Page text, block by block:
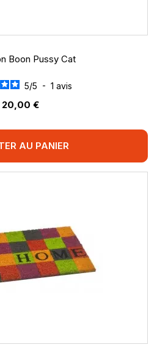
Boon Pussy Cat
5/5 - 1 avis
20,00 €
AU PANIER